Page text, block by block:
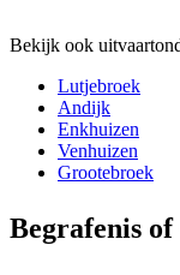
Bekijk ook
Lutjebroek
Andijk
Enkhuizen
Venhuizen
Grootebroek
Begrafenis